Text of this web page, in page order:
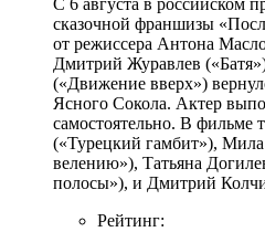
С 6 августа в российском
сказочной франшизы
от режиссера Антона
Дмитрий Журавлев
(«Движение вверх»)
Ясного Сокола. Актер
самостоятельно. В фильме
(«Турецкий гамбит»),
велению»), Татьяна
полосы»), и Дмитрий
Рейтинг: